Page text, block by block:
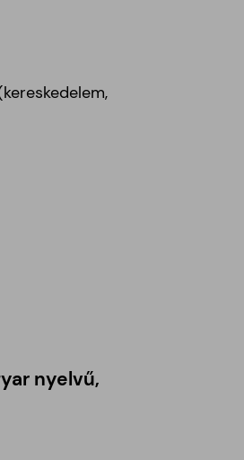
nyelvű,